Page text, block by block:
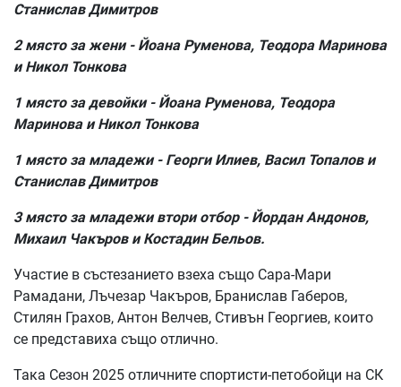
Станислав Димитров
2 място за жени - Йоана Руменова, Теодора Маринова
и Никол Тонкова
1 място за девойки - Йоана Руменова, Теодора
Маринова и Никол Тонкова
1 място за младежи - Георги Илиев, Васил Топалов и
Станислав Димитров
3 място за младежи втори отбор - Йордан Андонов,
Михаил Чакъров и Костадин Бельов.
Участие в състезанието взеха също Сара-Мари
Рамадани, Лъчезар Чакъров, Бранислав Габеров,
Стилян Грахов, Антон Велчев, Стивън Георгиев, които
се представиха също отлично.
Така Сезон 2025 отличните спортисти-петобойци на СК